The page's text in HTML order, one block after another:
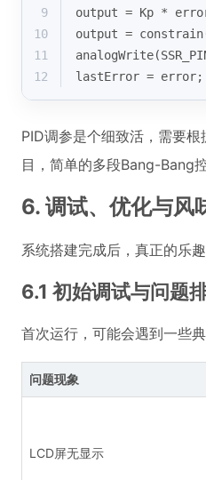
9
output = Kp *
10
output = constrain
11
analogWrite
12
lastError = error;
PID调参是个细致活，需要
目，简单的多段Bang-Bang
6. 调试、优化与风
系统搭建完成后，真正的
6.1 初始调试与问题
首次运行，可能会遇到一些典
问题现象
LCD屏无显示